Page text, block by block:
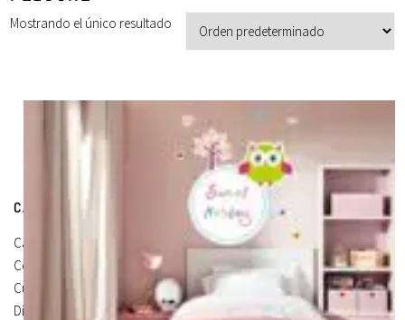
Mostrando el único resultado
CATEGORÍAS DE PRODUCTOS
Carteles Para Puertas
Cocina
Cuadros en Vinilos
(105)
Diseños en Vinilo
(8)